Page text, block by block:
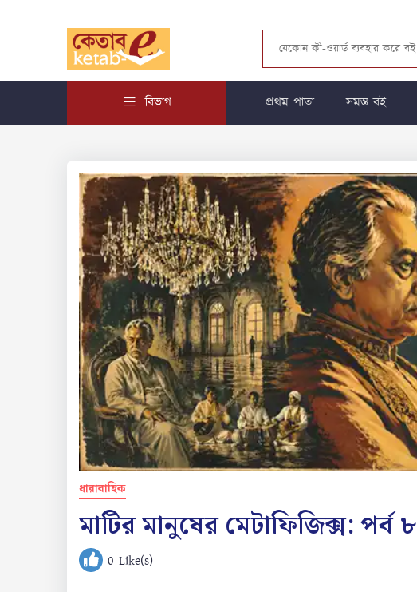
বিভাগ প্রথম পাতা সমস্ত বই
ধারাবাহিক
মাটির মানুষের মেটাফিজিক্স: পর্ব ৮
0 Like(s)